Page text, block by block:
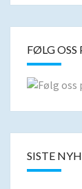
FØLG OSS
SISTE